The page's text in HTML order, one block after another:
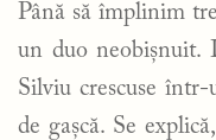
Până să împlinim
un duo neobișnuit.
Silviu crescuse
de gașcă. Se